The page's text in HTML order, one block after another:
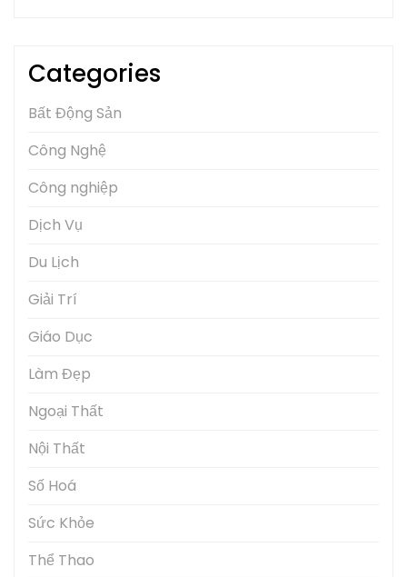
Categories
Bất Động Sản
Công Nghệ
Công nghiệp
Dịch Vụ
Du Lịch
Giải Trí
Giáo Dục
Làm Đẹp
Ngoại Thất
Nội Thất
Số Hoá
Sức Khỏe
Thể Thao